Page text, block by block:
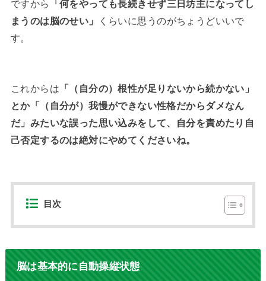
ですから
「何をやっても長続きせず三日坊主になってし
まうのは脳のせい」
くらいに思うのがちょうどいいで
す。
これからは 「（自分の）根性が足りないから続かない」
とか「（自分が）我慢ができない性格だからダメなん
だ」みたいな誤った思い込みをして、自分を責めたり自
己否定するのは絶対にやめてくださいね。
目次
脳は基本的に自動操縦状態